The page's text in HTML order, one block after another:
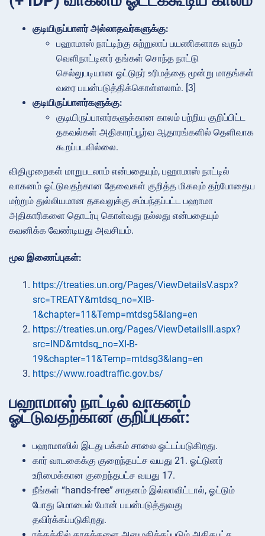
குடியிருப்பாளர் அல்லாதவர்களுக்கு:
பஹாமாஸ் நாட்டிற்கு சுற்றுலாப் பயணிகளாக வரும்
வெளிநாட்டினர் தங்கள் சொந்த நாட்டு
செல்லுபடியான ஓட்டுநர் உரிமத்தை மூன்று மாதங்கள்
வரை பயன்படுத்திக்கொள்ளலாம். [3]
குடியிருப்பாளர்களுக்கு:
குடியிருப்பாளர்களுக்கான காலம் பற்றிய குறிப்பிட்ட
தகவல்கள் அதிகாரப்பூர்வ ஆதாரங்களில் தெளிவாக
கூறப்படவில்லை.
விதிமுறைகள் மாறுபடலாம் என்பதையும், பஹாமாஸ் நாட்டில்
வாகனம் ஓட்டுவதற்கான தேவைகள் குறித்த மிகவும் தற்போதைய
மற்றும் துல்லியமான தகவலுக்கு சம்பந்தப்பட்ட பஹாமா
அதிகாரிகளை தொடர்பு கொள்வது நல்லது என்பதையும்
கவனிக்க வேண்டியது அவசியம்.
மூல இணைப்புகள்:
https://treaties.un.org/Pages/ViewDetailsV.aspx?
src=TREATY&mtdsq_no=XIB-
1&chapter=11&Temp=mtdsg5&lang=en
https://treaties.un.org/Pages/ViewDetailsIII.aspx?
src=IND&mtdsq_no=XI-B-
19&chapter=11&Temp=mtdsg3&lang=en
https://www.roadtraffic.gov.bs/
பஹாமாஸ் நாட்டில் வாகனம்
ஓட்டுவதற்கான குறிப்புகள்:
பஹாமாஸில் இடது பக்கம் சாலை ஓட்டப்படுகிறது.
கார் வாடகைக்கு குறைந்தபட்ச வயது 21. ஓட்டுனர்
உரிமைக்கான குறைந்தபட்ச வயது 17.
நீங்கள் “hands-free” சாதனம் இல்லாவிட்டால், ஓட்டும்
போது மொபைல் போன் பயன்படுத்துவது
தவிர்க்கப்படுகிறது.